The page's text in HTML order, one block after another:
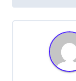
в